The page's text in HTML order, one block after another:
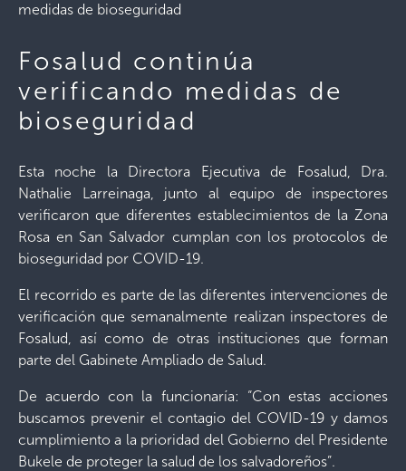
medidas de bioseguridad
Fosalud continúa
verificando medidas de
bioseguridad
Esta noche la Directora Ejecutiva de Fosalud, Dra.
Nathalie Larreinaga, junto al equipo de inspectores
verificaron que diferentes establecimientos de la Zona
Rosa en San Salvador cumplan con los protocolos de
bioseguridad por COVID-19.
El recorrido es parte de las diferentes intervenciones de
verificación que semanalmente realizan inspectores de
Fosalud, así como de otras instituciones que forman
parte del Gabinete Ampliado de Salud.
De acuerdo con la funcionaría: “Con estas acciones
buscamos prevenir el contagio del COVID-19 y damos
cumplimiento a la prioridad del Gobierno del Presidente
Bukele de proteger la salud de los salvadoreños”.